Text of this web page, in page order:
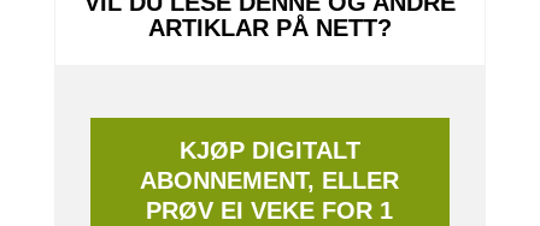
ARTIKLAR PÅ NETT?
KJØP DIGITALT
ABONNEMENT, ELLER
PRØV EI VEKE FOR 1